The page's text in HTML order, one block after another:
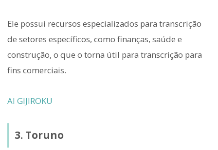
Ele possui recursos especializados para transcrição
de setores específicos, como finanças, saúde e
construção, o que o torna útil para transcrição para
fins comerciais.
AI GIJIROKU
3. Toruno